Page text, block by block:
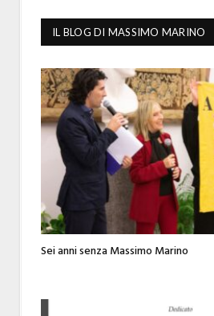
IL BLOG DI MASSIMO MARINO
Sei anni senza Massimo Marino